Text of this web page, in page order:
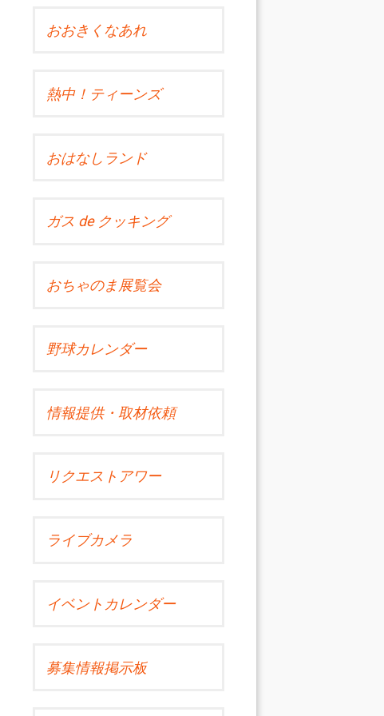
おおきくなあれ
熱中！ティーンズ
おはなしランド
ガス de クッキング
おちゃのま展覧会
野球カレンダー
情報提供・取材依頼
リクエストアワー
ライブカメラ
イベントカレンダー
募集情報掲示板